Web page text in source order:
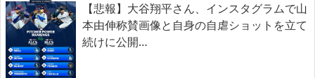
【悲報】大谷翔平さん、インスタグラムで山
本由伸称賛画像と自身の自虐ショットを立て
続けに公開…